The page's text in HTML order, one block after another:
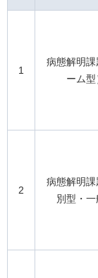
1
病態解明課
ーム型
2
病態解明課
別型・一